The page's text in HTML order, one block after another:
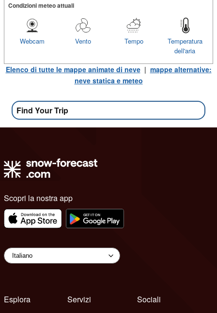
Condizioni meteo attuali
Temperatura
dell'aria
Tempo
Vento
Webcam
Elenco di tutte le mappe animate di neve| mappe alternative:
neve statica e meteo
Find Your Trip
Scopri la nostra app
Esplora
Servizi
Sociali